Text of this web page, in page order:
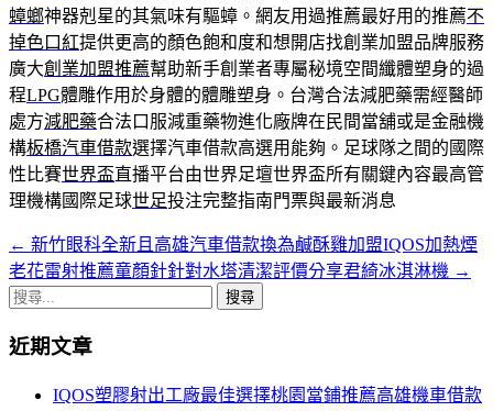
蟑螂神器剋星的其氣味有驅蟑。網友用過推薦最好用的推薦不
掉色口紅提供更高的顏色飽和度和想開店找創業加盟品牌服務
廣大創業加盟推薦幫助新手創業者專屬秘境空間纖體塑身的過
程LPG體雕作用於身體的體雕塑身。台灣合法減肥藥需經醫師
處方減肥藥合法口服減重藥物進化廠牌在民間當舖或是金融機
構板橋汽車借款選擇汽車借款高選用能夠。足球隊之間的國際
性比賽世界盃直播平台由世界足壇世界盃所有關鍵內容最高管
理機構國際足球世足投注完整指南門票與最新消息
文
章
覽
← 新竹眼科全新且高雄汽車借款換為鹹酥雞加盟IQOS加熱煙
老花雷射推薦童顏針針對水塔清潔評價分享君綺冰淇淋機 →
搜
關
近期文章
IQOS塑膠射出工廠最佳選擇桃園當鋪推薦高雄機車借款